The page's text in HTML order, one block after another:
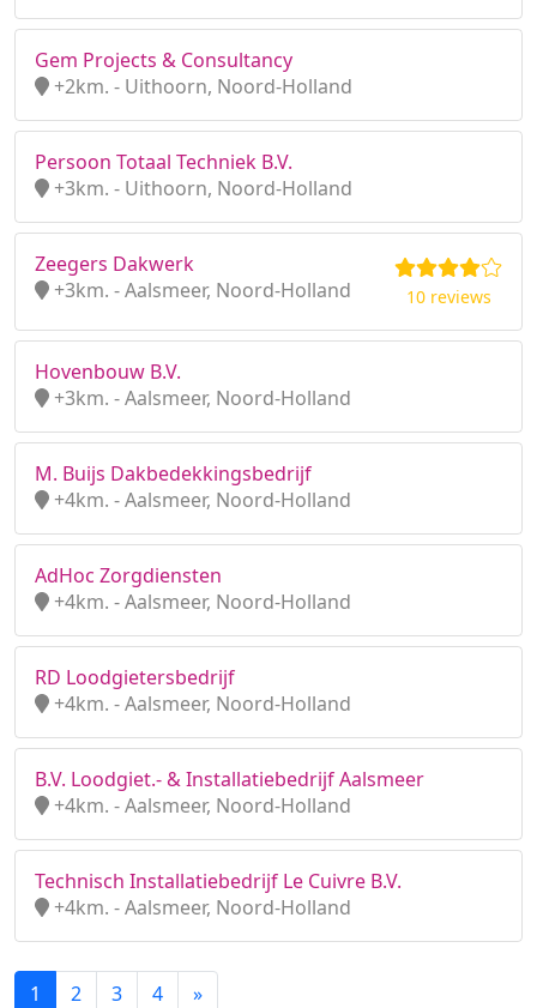
Gem Projects & Consultancy
+2km. - Uithoorn, Noord-Holland
Persoon Totaal Techniek B.V.
+3km. - Uithoorn, Noord-Holland
Zeegers Dakwerk
+3km. - Aalsmeer, Noord-Holland
10 reviews
Hovenbouw B.V.
+3km. - Aalsmeer, Noord-Holland
M. Buijs Dakbedekkingsbedrijf
+4km. - Aalsmeer, Noord-Holland
AdHoc Zorgdiensten
+4km. - Aalsmeer, Noord-Holland
RD Loodgietersbedrijf
+4km. - Aalsmeer, Noord-Holland
B.V. Loodgiet.- & Installatiebedrijf Aalsmeer
+4km. - Aalsmeer, Noord-Holland
Technisch Installatiebedrijf Le Cuivre B.V.
+4km. - Aalsmeer, Noord-Holland
1 2 3 4 »